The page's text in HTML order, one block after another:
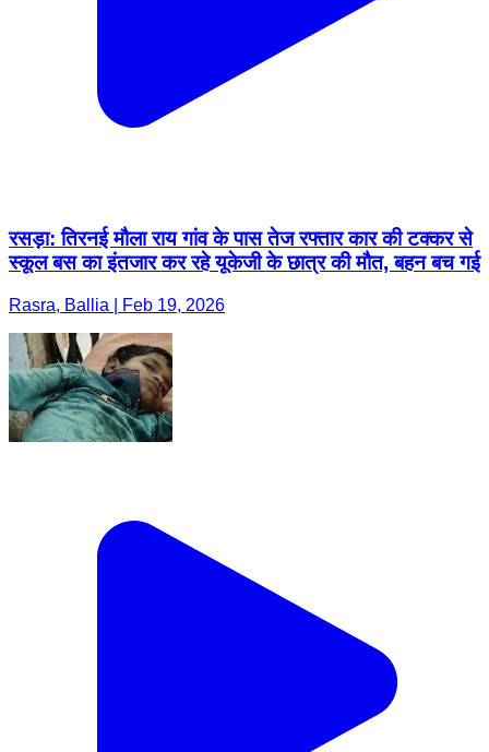
रसड़ा: तिरनई मौला राय गांव के पास तेज रफ्तार कार की टक्कर से
स्कूल बस का इंतजार कर रहे यूकेजी के छात्र की मौत, बहन बच गई
Rasra, Ballia | Feb 19, 2026